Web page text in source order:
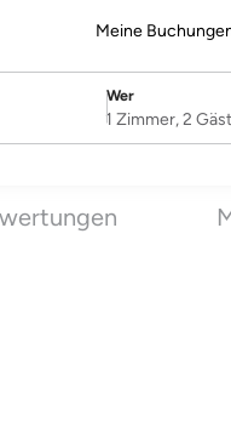
Meine
Wer
Username
1 Zimmer, 2